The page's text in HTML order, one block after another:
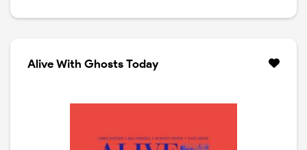
Alive With Ghosts Today